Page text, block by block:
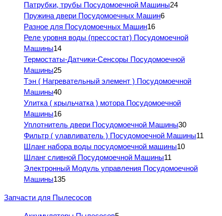
Патрубки, трубы Посудомоечной Машины24
Пружина двери Посудомоечных Машин6
Разное для Посудомоечных Машин16
Реле уровня воды (прессостат) Посудомоечной
Машины14
Термостаты-Датчики-Сенсоры Посудомоечной
Машины25
Тэн ( Нагревательный элемент ) Посудомоечной
Машины40
Улитка ( крыльчатка ) мотора Посудомоечной
Машины16
Уплотнитель двери Посудомоечной Машины30
Фильтр ( улавливатель ) Посудомоечной Машины11
Шланг набора воды посудомоечной машины10
Шланг сливной Посудомоечной Машины11
Электронный Модуль управления Посудомоечной
Машины135
Запчасти для Пылесосов